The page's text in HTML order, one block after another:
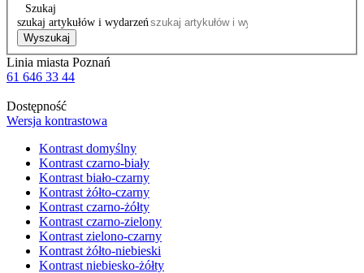
Szukaj
szukaj artykułów i wydarzeń
Wyszukaj
Linia miasta Poznań
61 646 33 44
Dostępność
Wersja kontrastowa
Kontrast domyślny
Kontrast czarno-biały
Kontrast biało-czarny
Kontrast żółto-czarny
Kontrast czarno-żółty
Kontrast czarno-zielony
Kontrast zielono-czarny
Kontrast żółto-niebieski
Kontrast niebiesko-żółty